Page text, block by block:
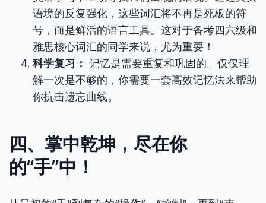
语境的反复强化，这些词汇将不再是死板的符
号，而是鲜活的语言工具。这对于备考四六级和
雅思核心词汇的同学来说，尤为重要！
科学复习： 记忆是需要重复和巩固的。仅仅理
解一次是不够的，你需要一套高效记忆法来帮助
你抗击遗忘曲线。
四、掌中乾坤，尽在你
的“手”中！